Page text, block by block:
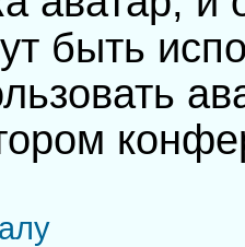
быть